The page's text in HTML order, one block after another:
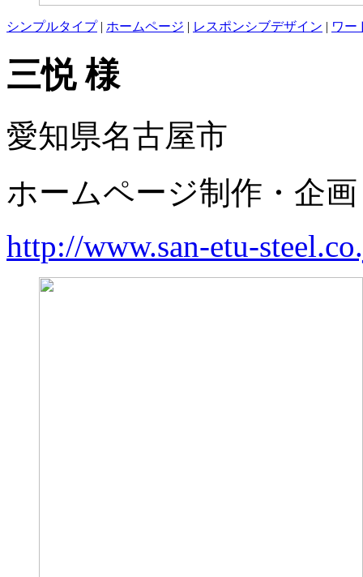
シンプルタイプ| ホームページ | レスポンシブデザイン | ワー
三悦 様
愛知県名古屋市
ホームページ制作・企
http://www.san-etu-